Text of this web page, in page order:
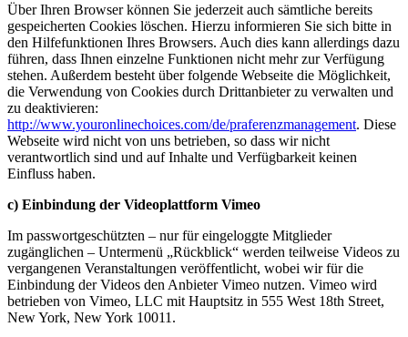
Über Ihren Browser können Sie jederzeit auch sämtliche bereits
gespeicherten Cookies löschen. Hierzu informieren Sie sich bitte in
den Hilfefunktionen Ihres Browsers. Auch dies kann allerdings dazu
führen, dass Ihnen einzelne Funktionen nicht mehr zur Verfügung
stehen. Außerdem besteht über folgende Webseite die Möglichkeit,
die Verwendung von Cookies durch Drittanbieter zu verwalten und
zu deaktivieren:
http://www.youronlinechoices.com/de/praferenzmanagement. Diese
Webseite wird nicht von uns betrieben, so dass wir nicht
verantwortlich sind und auf Inhalte und Verfügbarkeit keinen
Einfluss haben.
c) Einbindung der Videoplattform Vimeo
Im passwortgeschützten – nur für eingeloggte Mitglieder
zugänglichen – Untermenü „Rückblick“ werden teilweise Videos zu
vergangenen Veranstaltungen veröffentlicht, wobei wir für die
Einbindung der Videos den Anbieter Vimeo nutzen. Vimeo wird
betrieben von Vimeo, LLC mit Hauptsitz in 555 West 18th Street,
New York, New York 10011.